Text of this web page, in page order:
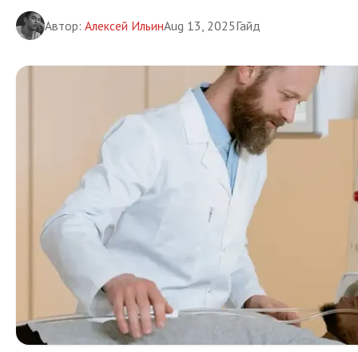
Автор: Алексей ИльинAug 13, 2025Гайд